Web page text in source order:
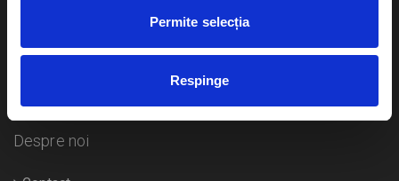
Permite selecția
Respinge
Duplicare bilete
Despre noi